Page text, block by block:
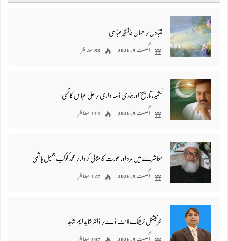
متبادل/ حسان عالمگیر عباسی
اگست 5, 2026 88 مناظر
کشمیر، تاریخ اور ہماری ذمہ داری / علی عباس کاظمی
اگست 5, 2026 114 مناظر
معاشرے میں مرد اور عورت کا مثالی کردار/ محمد کوکب جمیل ہاشمی
اگست 5, 2026 127 مناظر
انٹرنیشنل ٹریفک لائٹ ڈے/ ڈاکٹر شاہد ایم شاہد
اگست 5, 2026 107 مناظر